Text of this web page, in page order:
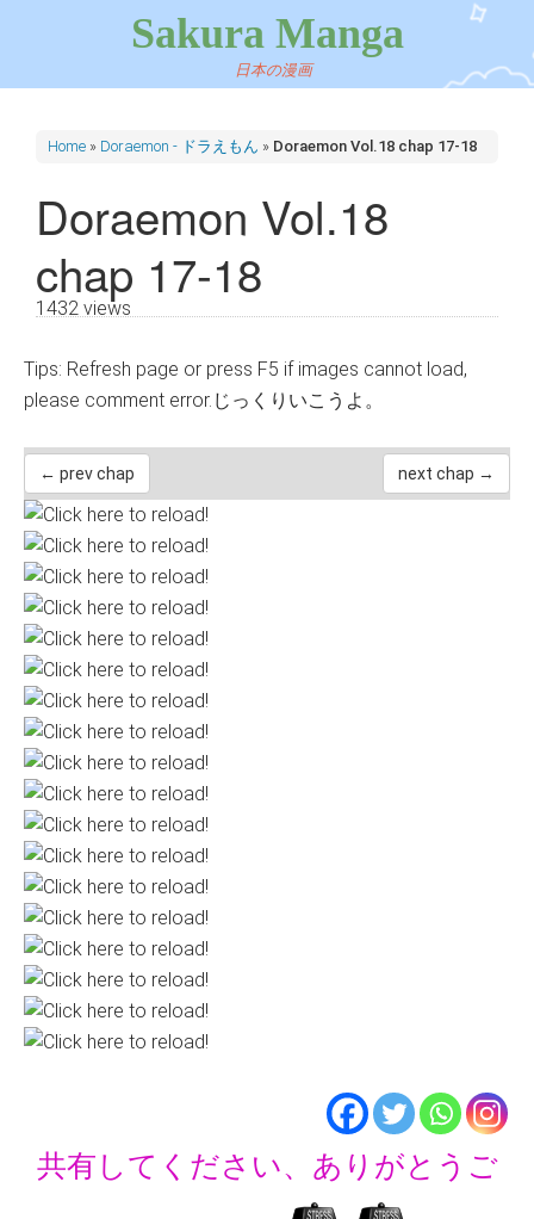
Sakura Manga
日本の漫画
Home » Doraemon - ドラえもん » Doraemon Vol.18 chap 17-18
Doraemon Vol.18
chap 17-18
1432 views
Tips: Refresh page or press F5 if images cannot load,
please comment error.じっくりいこうよ。
← prev chap next chap →
共有してください、ありがとうご